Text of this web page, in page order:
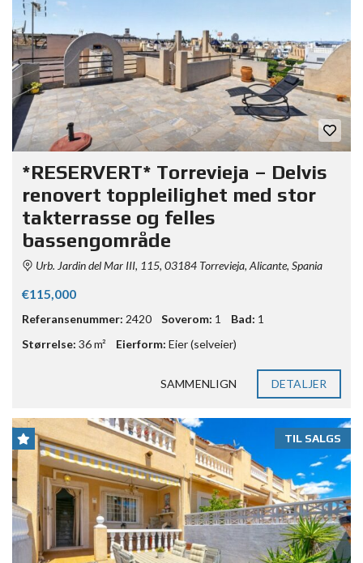
*RESERVERT* Torrevieja – Delvis
renovert toppleilighet med stor
takterrasse og felles
bassengområde
Urb. Jardin del Mar III, 115, 03184 Torrevieja, Alicante, Spania
€115,000
Referansenummer: 2420 Soverom: 1 Bad: 1
Størrelse: 36 m² Eierform: Eier (selveier)
SAMMENLIGN DETALJER
TIL SALGS